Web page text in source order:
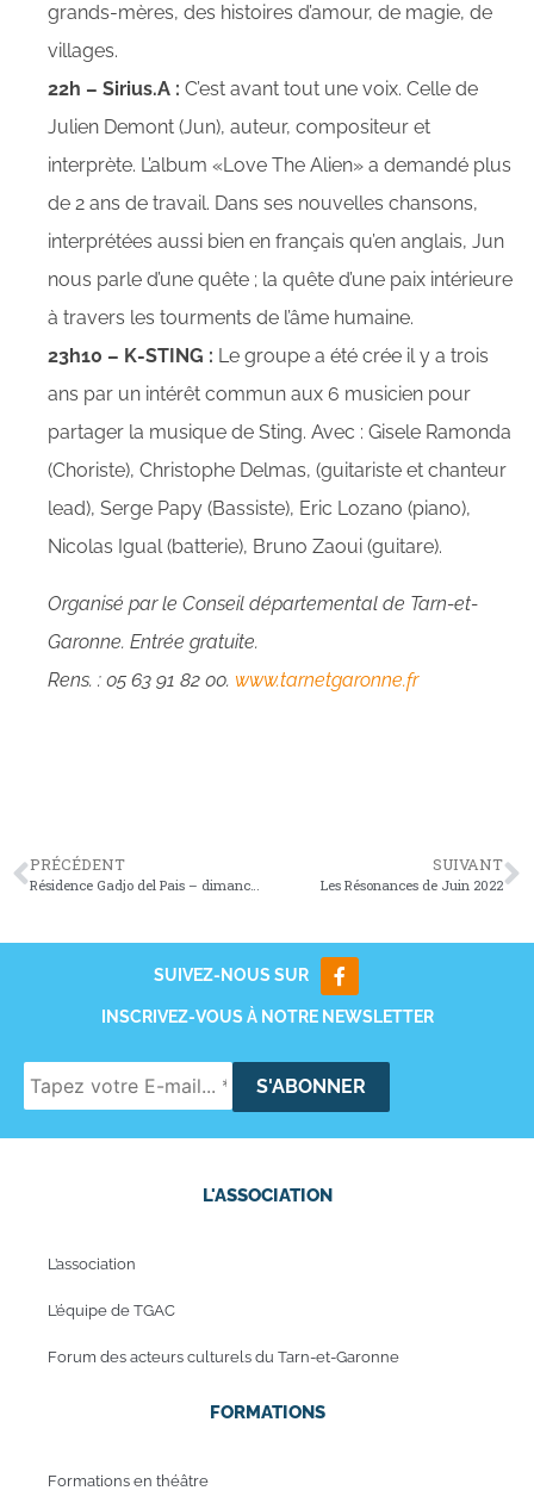
grands-mères, des histoires d’amour, de magie, de
villages.
22h – Sirius.A : C’est avant tout une voix. Celle de
Julien Demont (Jun), auteur, compositeur et
interprète. L’album «Love The Alien» a demandé plus
de 2 ans de travail. Dans ses nouvelles chansons,
interprétées aussi bien en français qu’en anglais, Jun
nous parle d’une quête ; la quête d’une paix intérieure
à travers les tourments de l’âme humaine.
23h10 – K-STING : Le groupe a été crée il y a trois
ans par un intérêt commun aux 6 musicien pour
partager la musique de Sting. Avec : Gisele Ramonda
(Choriste), Christophe Delmas, (guitariste et chanteur
lead), Serge Papy (Bassiste), Eric Lozano (piano),
Nicolas Igual (batterie), Bruno Zaoui (guitare).
Organisé par le Conseil départemental de Tarn-et-
Garonne. Entrée gratuite.
Rens. : 05 63 91 82 00. www.tarnetgaronne.fr
PRÉCÉDENT
Résidence Gadjo del Pais – dimanche 15 mai 2022
SUIVANT
Les Résonances de Juin 2022
SUIVEZ-NOUS SUR
INSCRIVEZ-VOUS À NOTRE NEWSLETTER
L'ASSOCIATION
L’association
L’équipe de TGAC
Forum des acteurs culturels du Tarn-et-Garonne
FORMATIONS
Formations en théâtre